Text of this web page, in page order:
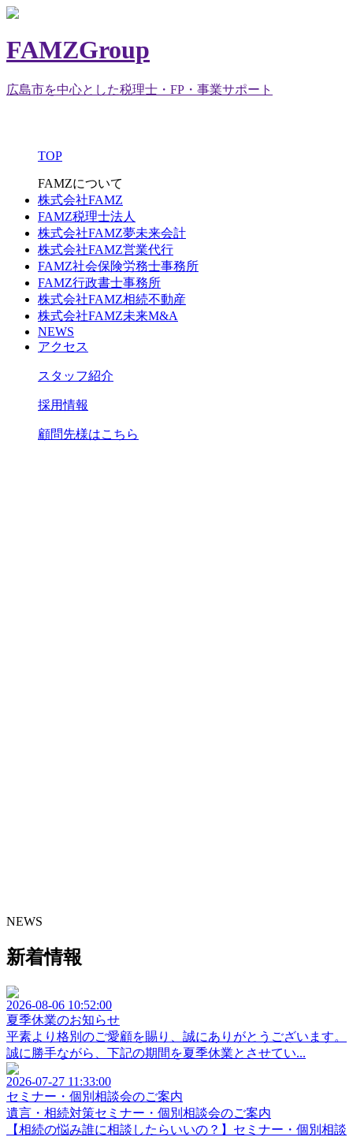
FAMZGroup
広島市を中心とした税理士・FP・事業サポート
TOP
FAMZについて
株式会社FAMZ
FAMZ税理士法人
株式会社FAMZ夢未来会計
株式会社FAMZ営業代行
FAMZ社会保険労務士事務所
FAMZ行政書士事務所
株式会社FAMZ相続不動産
株式会社FAMZ未来M&A
NEWS
アクセス
スタッフ紹介
採用情報
顧問先様はこちら
NEWS
新着情報
2026-08-06 10:52:00
夏季休業のお知らせ
平素より格別のご愛顧を賜り、誠にありがとうございます。
誠に勝手ながら、下記の期間を夏季休業とさせてい...
2026-07-27 11:33:00
セミナー・個別相談会のご案内
遺言・相続対策セミナー・個別相談会のご案内
【相続の悩み誰に相談したらいいの？】セミナー・個別相談